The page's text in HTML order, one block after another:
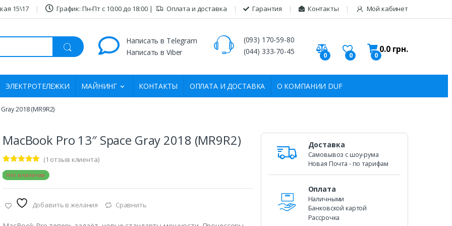
15\17 График: Пн-Пт c 10:00 дo 18:00 | Оплата и доставка Гарантия Контакты Мой кабинет
Написать в Telegram
Написать в Viber
(093) 170-59-80
(044) 333-70-45
0 0 0
0.0 грн.
ЭЛЕКТРОТЕЛЕЖКИ МАЙНИНГ КОНТАКТЫ ОПЛАТА И ДОСТАВКА О КОМПАНИИ DUF
2018 (MR9R2)
MacBook Pro 13″ Space Gray 2018 (MR9R2)
Рейтинг
5.00из 5
опроса
1
пользовател
я
(1 отзыв клиента)
Нет в наличии
Добавить в желания Сравнить
Доставка
Самовывоз c шоу-рума
Новая Почта - по тарифам
Оплата
Наличными
Банковской картой
Рассрочка